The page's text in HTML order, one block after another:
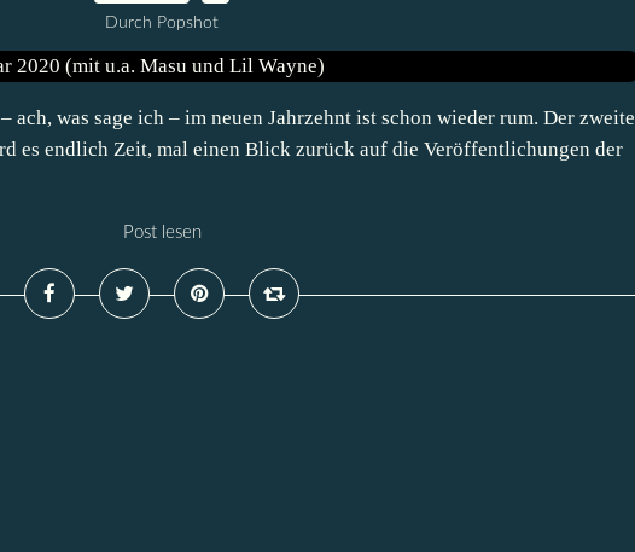
Durch Popshot
ach, was sage ich – im neuen Jahrzehnt ist schon wieder rum. Der zweite
es endlich Zeit, mal einen Blick zurück auf die Veröffentlichungen der
Post lesen